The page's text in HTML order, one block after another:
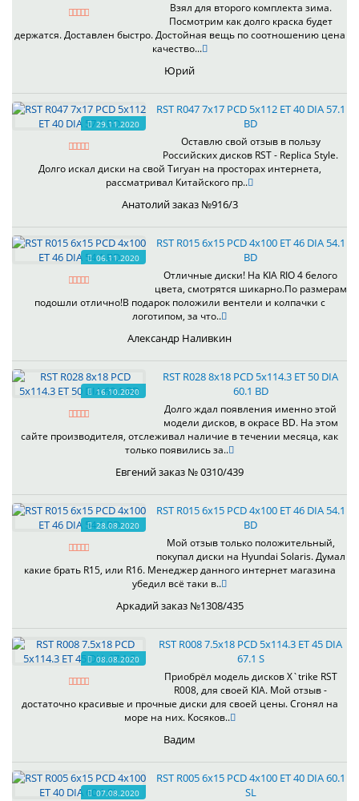
Взял для второго комплекта зима.
Посмотрим как долго краска будет
держатся. Доставлен быстро. Достойная вещь по соотношению цена
качество...
Юрий
29.11.2020
RST R047 7x17 PCD 5x112 ET 40 DIA 57.1
BD
Оставлю свой отзыв в пользу
Российских дисков RST - Replica Style.
Долго искал диски на свой Тигуан на просторах интернета,
рассматривал Китайского пр..
Анатолий заказ №916/3
06.11.2020
RST R015 6x15 PCD 4x100 ET 46 DIA 54.1
BD
Отличные диски! На KIA RIO 4 белого
цвета, смотрятся шикарно.По размерам
подошли отлично!В подарок положили вентели и колпачки с
логотипом, за что..
Александр Наливкин
16.10.2020
RST R028 8x18 PCD 5x114.3 ET 50 DIA
60.1 BD
Долго ждал появления именно этой
модели дисков, в окрасе BD. На этом
сайте производителя, отслеживал наличие в течении месяца, как
только появились за..
Евгений заказ № 0310/439
28.08.2020
RST R015 6x15 PCD 4x100 ET 46 DIA 54.1
BD
Мой отзыв только положительный,
покупал диски на Hyundai Solaris. Думал
какие брать R15, или R16. Менеджер данного интернет магазина
убедил всё таки в..
Аркадий заказ №1308/435
08.08.2020
RST R008 7.5x18 PCD 5x114.3 ET 45 DIA
67.1 S
Приобрёл модель дисков X`trike RST
R008, для своей KIA. Мой отзыв -
достаточно красивые и прочные диски для своей цены. Сгонял на
море на них. Косяков..
Вадим
07.08.2020
RST R005 6x15 PCD 4x100 ET 40 DIA 60.1
SL